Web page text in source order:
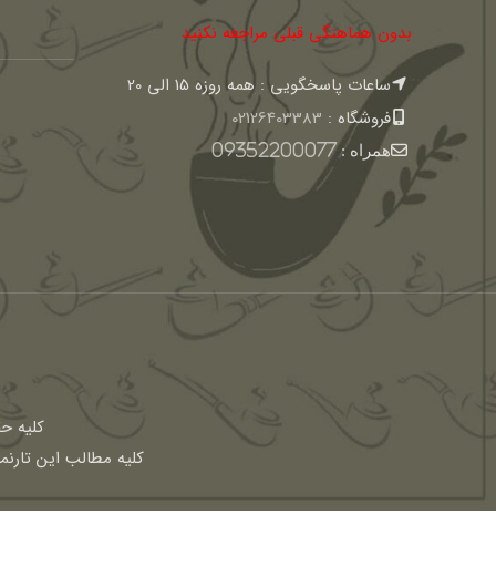
بدون هماهنگی قبلی مراجعه نکنید
ساعات پاسخگویی : همه روزه 15 الی 20
فروشگاه : 02126403383
همراه :09352200077
كليه
کلیه مطالب این